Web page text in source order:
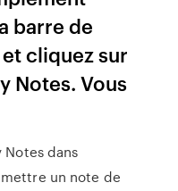
barre de
cliquez sur
Notes. Vous
dans
un note de